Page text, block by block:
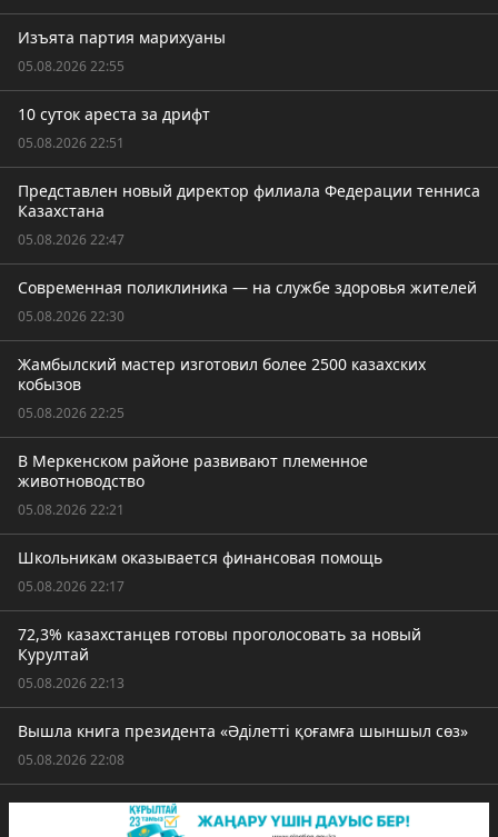
Изъята партия марихуаны
05.08.2026 22:55
10 суток ареста за дрифт
05.08.2026 22:51
Представлен новый директор филиала Федерации тенниса
Казахстана
05.08.2026 22:47
Современная поликлиника — на службе здоровья жителей
05.08.2026 22:30
Жамбылский мастер изготовил более 2500 казахских
кобызов
05.08.2026 22:25
В Меркенском районе развивают племенное
животноводство
05.08.2026 22:21
Школьникам оказывается финансовая помощь
05.08.2026 22:17
72,3% казахстанцев готовы проголосовать за новый
Курултай
05.08.2026 22:13
Вышла книга президента «Әділетті қоғамға шыншыл сөз»
05.08.2026 22:08